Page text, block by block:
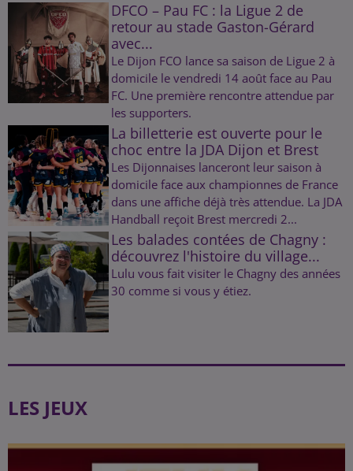
DFCO – Pau FC : la Ligue 2 de
retour au stade Gaston-Gérard
avec...
Le Dijon FCO lance sa saison de Ligue 2 à
domicile le vendredi 14 août face au Pau
FC. Une première rencontre attendue par
les supporters.
La billetterie est ouverte pour le
choc entre la JDA Dijon et Brest
Les Dijonnaises lanceront leur saison à
domicile face aux championnes de France
dans une affiche déjà très attendue. La JDA
Handball reçoit Brest mercredi 2...
Les balades contées de Chagny :
découvrez l'histoire du village...
Lulu vous fait visiter le Chagny des années
30 comme si vous y étiez.
LES JEUX